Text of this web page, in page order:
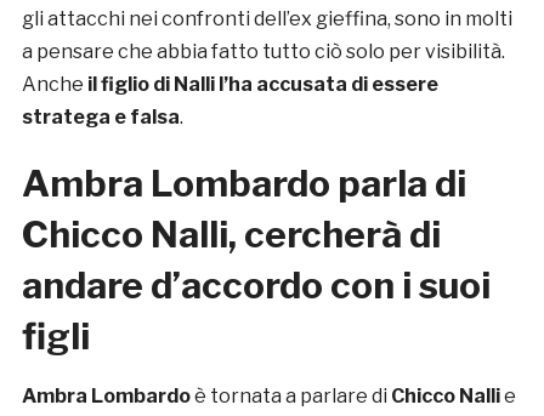
gli attacchi nei confronti dell’ex gieffina, sono in molti
a pensare che abbia fatto tutto ciò solo per visibilità.
Anche il figlio di Nalli l’ha accusata di essere
stratega e falsa.
Ambra Lombardo parla di
Chicco Nalli, cercherà di
andare d’accordo con i suoi
figli
Ambra Lombardoè tornata a parlare di Chicco Nallie